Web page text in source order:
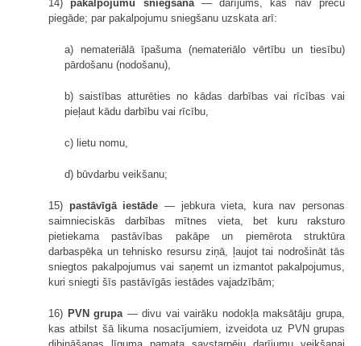
14) pakalpojumu sniegšana— darījums, kas nav preču
piegāde; par pakalpojumu sniegšanu uzskata arī:
a) nemateriālā īpašuma (nemateriālo vērtību un tiesību)
pārdošanu (nodošanu),
b) saistības atturēties no kādas darbības vai rīcības vai
pieļaut kādu darbību vai rīcību,
c) lietu nomu,
d) būvdarbu veikšanu;
15) pastāvīgā iestāde — jebkura vieta, kura nav personas
saimnieciskās darbības mītnes vieta, bet kuru raksturo
pietiekama pastāvības pakāpe un piemērota struktūra
darbaspēka un tehnisko resursu ziņā, ļaujot tai nodrošināt tās
sniegtos pakalpojumus vai saņemt un izmantot pakalpojumus,
kuri sniegti šīs pastāvīgās iestādes vajadzībām;
16) PVN grupa— divu vai vairāku nodokļa maksātāju grupa,
kas atbilst šā likuma nosacījumiem, izveidota uz PVN grupas